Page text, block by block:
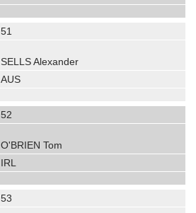
51
SELLS Alexander
AUS
52
O'BRIEN Tom
IRL
53